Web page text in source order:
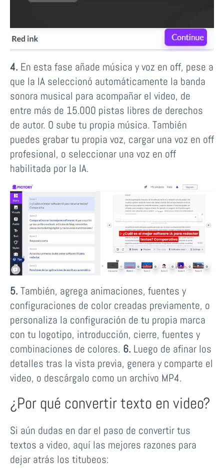
4. En esta fase añade música y voz en off, pese a
que la IA seleccionó automáticamente la banda
sonora musical para acompañar el video, de
entre más de 15.000 pistas libres de derechos
de autor. O sube tu propia música. También
puedes grabar tu propia voz, cargar una voz en off
profesional, o seleccionar una voz en off
habilitada por la IA.
5. También, agrega animaciones, fuentes y
configuraciones de color creadas previamente, o
personaliza la configuración de tu propia marca
con tu logotipo, introducción, cierre, fuentes y
combinaciones de colores. 6. Luego de afinar los
detalles tras la vista previa, genera y comparte el
video, o descárgalo como un archivo MP4.
¿Por qué convertir texto en video?
Si aún dudas en dar el paso de convertir tus
textos a video, aquí las mejores razones para
dejar atrás los titubeos: